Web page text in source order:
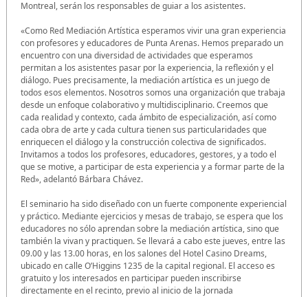
Montreal, serán los responsables de guiar a los asistentes.
«Como Red Mediación Artística esperamos vivir una gran experiencia
con profesores y educadores de Punta Arenas. Hemos preparado un
encuentro con una diversidad de actividades que esperamos
permitan a los asistentes pasar por la experiencia, la reflexión y el
diálogo. Pues precisamente, la mediación artística es un juego de
todos esos elementos. Nosotros somos una organización que trabaja
desde un enfoque colaborativo y multidisciplinario. Creemos que
cada realidad y contexto, cada ámbito de especialización, así como
cada obra de arte y cada cultura tienen sus particularidades que
enriquecen el diálogo y la construcción colectiva de significados.
Invitamos a todos los profesores, educadores, gestores, y a todo el
que se motive, a participar de esta experiencia y a formar parte de la
Red», adelantó Bárbara Chávez.
El seminario ha sido diseñado con un fuerte componente experiencial
y práctico. Mediante ejercicios y mesas de trabajo, se espera que los
educadores no sólo aprendan sobre la mediación artística, sino que
también la vivan y practiquen. Se llevará a cabo este jueves, entre las
09.00 y las 13.00 horas, en los salones del Hotel Casino Dreams,
ubicado en calle O’Higgins 1235 de la capital regional. El acceso es
gratuito y los interesados en participar pueden inscribirse
directamente en el recinto, previo al inicio de la jornada